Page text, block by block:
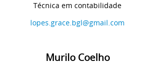
Técnica em contabilidade
lopes.grace.bgl@gmail.com
Murilo Coelho